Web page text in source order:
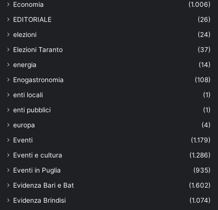
Economia
(1.006)
EDITORIALE
(26)
elezioni
(24)
Elezioni Taranto
(37)
energia
(14)
Enogastronomia
(108)
enti locali
(1)
enti pubblici
(1)
europa
(4)
Eventi
(1.179)
Eventi e cultura
(1.286)
Eventi in Puglia
(935)
Evidenza Bari e Bat
(1.602)
Evidenza Brindisi
(1.074)